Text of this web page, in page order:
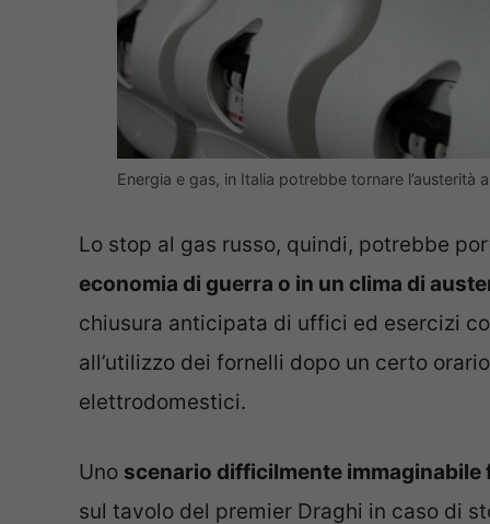
Energia e gas, in Italia potrebbe tornare l’austerità
Lo stop al gas russo, quindi, potrebbe
economia di guerra o in un clima di
chiusura anticipata di uffici ed esercizi
all’utilizzo dei fornelli dopo un certo
elettrodomestici.
Uno scenario difficilmente immaginabile
sul tavolo del premier Draghi in caso di